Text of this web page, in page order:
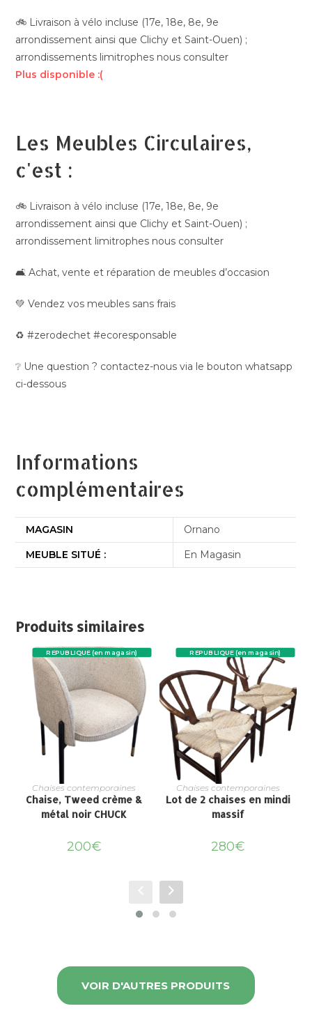
🚲 Livraison à vélo incluse (17e, 18e, 8e, 9e
arrondissement ainsi que Clichy et Saint-Ouen) ;
arrondissements limitrophes nous consulter
Plus disponible :(
Les Meubles Circulaires,
c'est :
🚲 Livraison à vélo incluse (17e, 18e, 8e, 9e
arrondissement ainsi que Clichy et Saint-Ouen) ;
arrondissement limitrophes nous consulter
🛋️ Achat, vente et réparation de meubles d’occasion
💚 Vendez vos meubles sans frais
♻️ #zerodechet #ecoresponsable
❔ Une question ? contactez-nous via le bouton whatsapp
ci-dessous
Informations
complémentaires
MAGASIN
Ornano
MEUBLE SITUÉ :
En Magasin
Produits similaires
REPUBLIQUE (en magasin)
Chaises contemporaines
Chaise, Tweed crème &
métal noir CHUCK
200€
REPUBLIQUE (en magasin)
Chaises contemporaines
Lot de 2 chaises en mindi
massif
280€
VOIR D'AUTRES PRODUITS